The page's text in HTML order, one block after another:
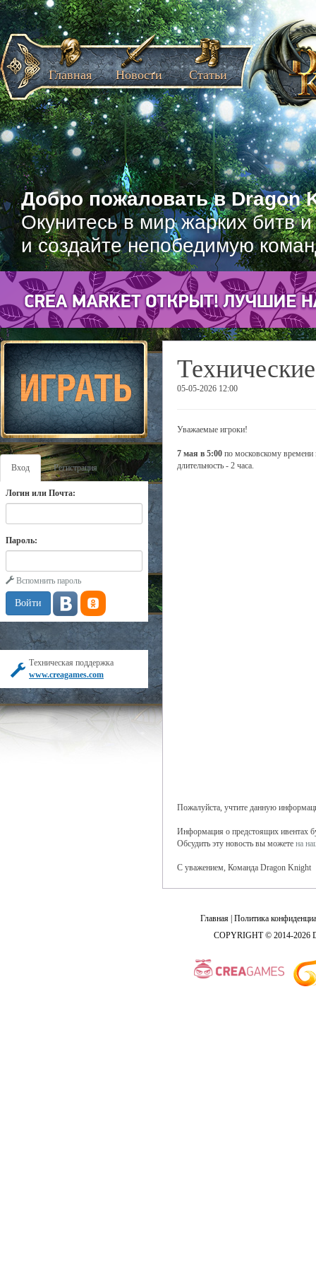
Добро пожаловать в Dragon
Окунитесь в мир жарких битв
и создайте непобедимую
Главная Новости Статьи
Вход Регистрация
Логин или Почта:
Пароль:
Вспомнить пароль
Техническая поддержка
www.creagames.com
05-05-2026 12:00
Уважаемые игроки!
7 мая в 5:00 по московскому времени
длительность - 2 часа.
Пожалуйста, учтите данную
Информация о предстоящих ивентах
Обсудить эту новость вы можете на
С уважением, Команда Dragon Knight
Главная Политика
COPYRIGHT © 2014-2026